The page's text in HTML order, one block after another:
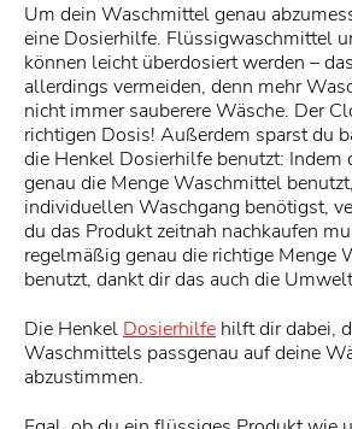
Um dein Waschmittel genau
eine Dosierhilfe. Flüssigwaschmittel
können leicht überdosiert werden –
allerdings vermeiden, denn mehr
nicht immer sauberere Wäsche. Der
richtigen Dosis! Außerdem sparst du
die Henkel Dosierhilfe benutzt: Indem
genau die Menge Waschmittel
individuellen Waschgang benötigst,
du das Produkt zeitnah nachkaufen
regelmäßig genau die richtige Menge
benutzt, dankt dir das auch die
Die Henkel Dosierhilfe hilft dir dabei,
Waschmittels passgenau auf deine
abzustimmen.